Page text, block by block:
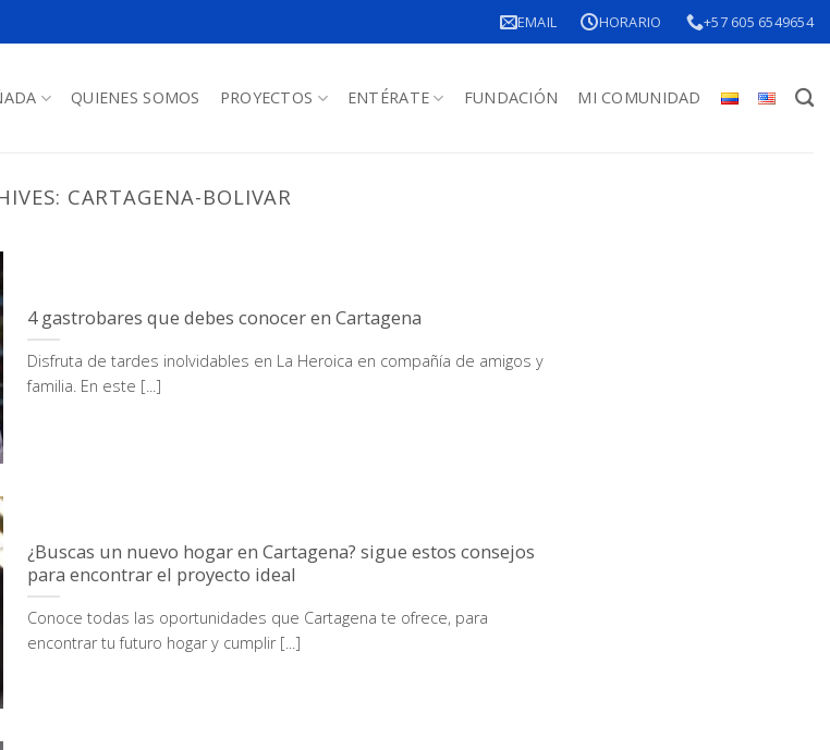
EMAIL HORARIO +57 605 6549654
QUIENES SOMOS PROYECTOS ENTÉRATE FUNDACIÓN MI COMUNIDAD
CARTAGENA-BOLIVAR
4 gastrobares que debes conocer en Cartagena
Disfruta de tardes inolvidables en La Heroica en compañía de amigos y
familia. En este [...]
¿Buscas un nuevo hogar en Cartagena? sigue estos consejos
para encontrar el proyecto ideal
Conoce todas las oportunidades que Cartagena te ofrece, para
encontrar tu futuro hogar y cumplir [...]